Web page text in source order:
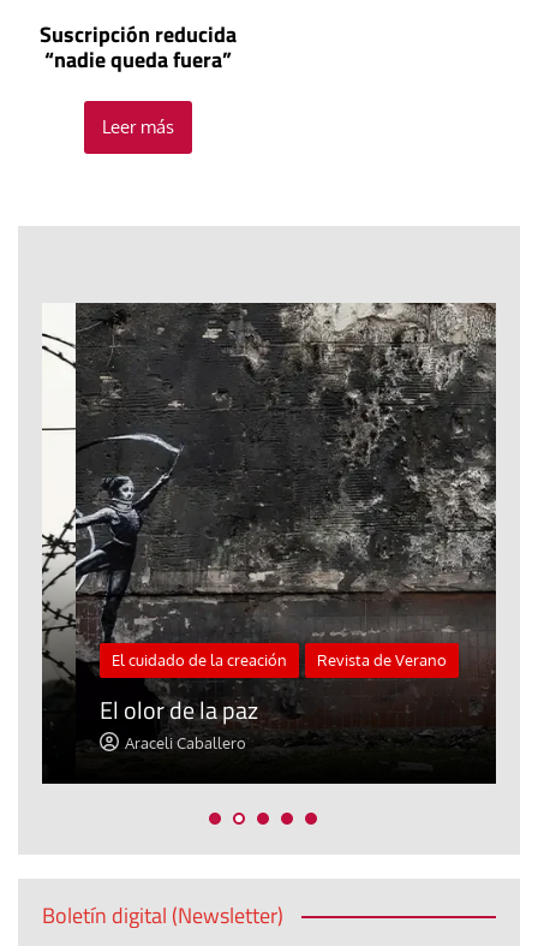
Suscripción reducida
“nadie queda fuera”
Leer más
El cuidado de la creación Revista de Verano
El olor de la paz
Araceli Caballero
Boletín digital (Newsletter)